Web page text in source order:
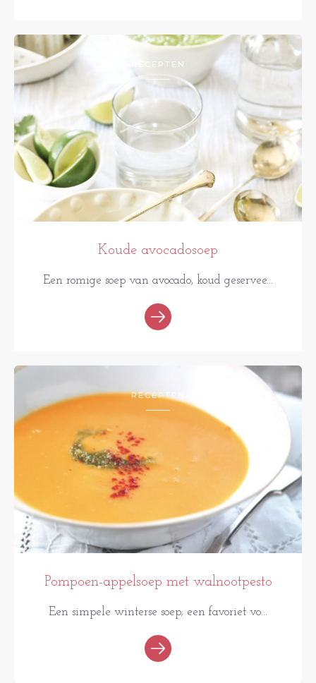
RECEPTEN
Koude avocadosoep
Een romige soep van avocado, koud geservee...
RECEPTEN
Pompoen-appelsoep met walnootpesto
Een simpele winterse soep; een favoriet vo...